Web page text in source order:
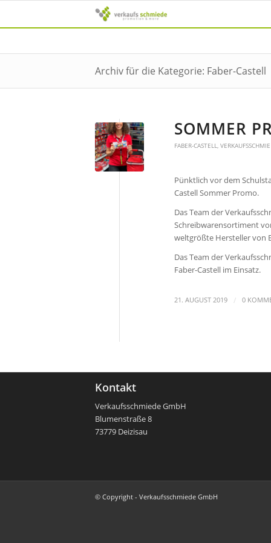
Archiv für die Kategorie: Faber-Castell
SOMMER
FABER-CASTELL,
Pünktlich vor dem
Castell Sommer Promo.
Das Team der
Schreibwarensortiment
weltgrößte Hersteller von
Das Team der
Faber-Castell im Einsatz.
21. AUGUST 2019 / 0
Kontakt
Verkaufsschmiede GmbH
Blumenstraße 8
73779 Deizisau
© Copyright - Verkaufsschmiede GmbH